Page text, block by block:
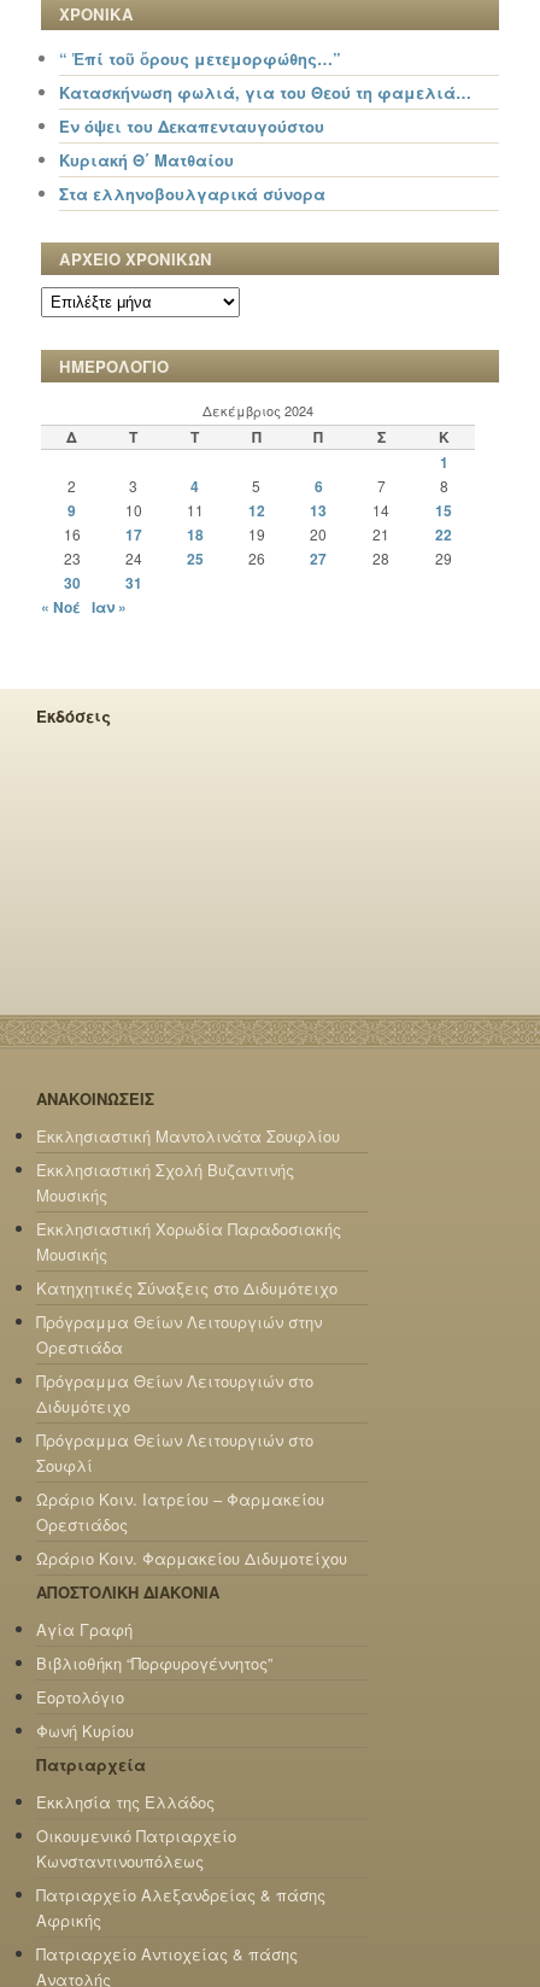
ΧΡΟΝΙΚΑ
“ Ἐπί τοῦ ὄρους μετεμορφώθης…”
Κατασκήνωση φωλιά, για του Θεού τη φαμελιά…
Εν όψει του Δεκαπενταυγούστου
Κυριακή Θ΄ Ματθαίου
Στα ελληνοβουλγαρικά σύνορα
ΑΡΧΕΙΟ ΧΡΟΝΙΚΩΝ
ΑΡΧΕΙΟ
ΧΡΟΝΙΚΩΝ
ΗΜΕΡΟΛΟΓΙΟ
Δεκέμβριος 2024
Δ Τ Τ Π Π Σ
Κ
1
2 3 4 5 6 7 8
9 10 11 12 13 14 15
16 17 18 19 20 21 22
23 24 25 26 27 28 29
30
31
« Νοέ Ιαν »
Εκδόσεις
ΑΝΑΚΟΙΝΩΣΕΙΣ
Εκκλησιαστική Μαντολινάτα Σουφλίου
Εκκλησιαστική Σχολή Βυζαντινής
Μουσικής
Εκκλησιαστική Χορωδία Παραδοσιακής
Μουσικής
Κατηχητικές Σύναξεις στο Διδυμότειχο
Πρόγραμμα Θείων Λειτουργιών στην
Ορεστιάδα
Πρόγραμμα Θείων Λειτουργιών στο
Διδυμότειχο
Πρόγραμμα Θείων Λειτουργιών στο
Σουφλί
Ωράριο Κοιν. Ιατρείου – Φαρμακείου
Ορεστιάδος
Ωράριο Κοιν. Φαρμακείου Διδυμοτείχου
ΑΠΟΣΤΟΛΙΚΗ ΔΙΑΚΟΝΙΑ
Αγία Γραφή
Βιβλιοθήκη “Πορφυρογέννητος”
Εορτολόγιο
Φωνή Κυρίου
Πατριαρχεία
Εκκλησία της Ελλάδος
Οικουμενικό Πατριαρχείο
Κωνσταντινουπόλεως
Πατριαρχείο Αλεξανδρείας & πάσης
Αφρικής
Πατριαρχείο Αντιοχείας & πάσης
Ανατολής